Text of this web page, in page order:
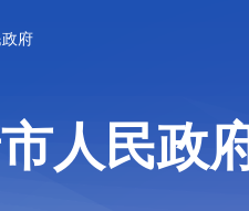
府
人民政